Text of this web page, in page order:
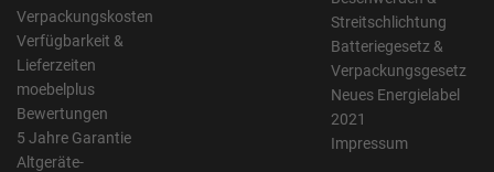
Verpackungskosten
Verfügbarkeit &
Lieferzeiten
moebelplus
Bewertungen
5 Jahre Garantie
Altgeräte-
Streitschlichtung
Batteriegesetz &
Verpackungsgesetz
Neues Energielabel
2021
Impressum